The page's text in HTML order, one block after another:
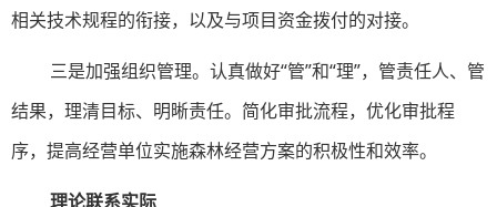
相关技术规程的衔接，以及与项目资金拨付的对接。
三是加强组织管理。认真做好“管”和“理”，管责任人、管
结果，理清目标、明晰责任。简化审批流程，优化审批程
序，提高经营单位实施森林经营方案的积极性和效率。
理论联系实际